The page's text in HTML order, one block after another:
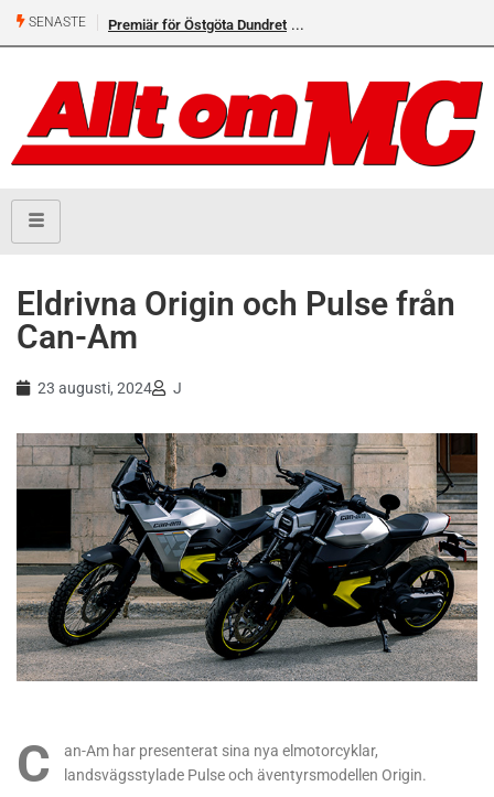
SENASTE Premiär för Östgöta Dundret
Eldrivna Origin och Pulse från
Can-Am
23 augusti, 2024 J
C
an-Am har presenterat sina nya elmotorcyklar,
landsvägsstylade Pulse och äventyrsmodellen Origin.